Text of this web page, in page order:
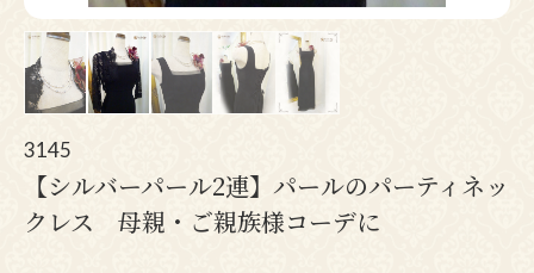
3145
【シルバーパール2連】パールのパーティネッ
クレス 母親・ご親族様コーデに